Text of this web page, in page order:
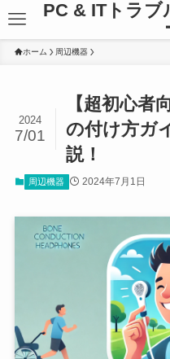
PC & ITトラブ
ホーム 周辺機器
【超初心者
の付け方ガ
説！
2024
7/01
周辺機器 2024年7月1日